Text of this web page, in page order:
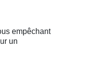
empêchant
un